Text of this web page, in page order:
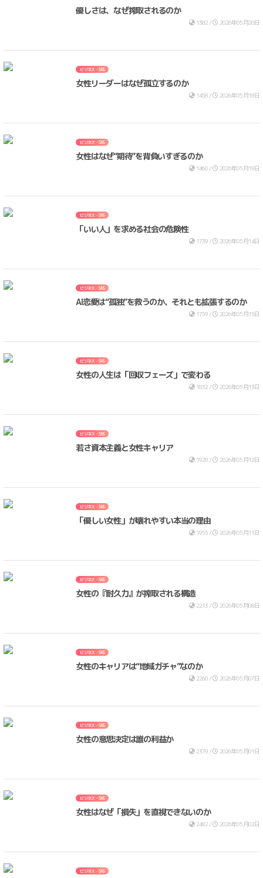
優しさは、なぜ搾取されるのか
1382 / 2026年05月20日
ビジネス・SNS
女性リーダーはなぜ孤立するのか
1458 / 2026年05月18日
ビジネス・SNS
女性はなぜ“期待”を背負いすぎるのか
1460 / 2026年05月19日
ビジネス・SNS
「いい人」を求める社会の危険性
1739 / 2026年05月14日
ビジネス・SNS
AI恋愛は“孤独”を救うのか、それとも拡張するのか
1759 / 2026年05月15日
ビジネス・SNS
女性の人生は「回収フェーズ」で変わる
1832 / 2026年05月13日
ビジネス・SNS
若さ資本主義と女性キャリア
1928 / 2026年05月12日
ビジネス・SNS
「優しい女性」が壊れやすい本当の理由
1955 / 2026年05月11日
ビジネス・SNS
女性の『耐久力』が搾取される構造
2213 / 2026年05月08日
ビジネス・SNS
女性のキャリアは“地域ガチャ”なのか
2260 / 2026年05月07日
ビジネス・SNS
女性の意思決定は誰の利益か
2379 / 2026年05月01日
ビジネス・SNS
女性はなぜ「損失」を直視できないのか
2482 / 2026年05月02日
ビジネス・SNS